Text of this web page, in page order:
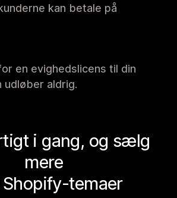
kan betale på
en evighedslicens til din
udløber aldrig.
i gang, og sælg
mere
Shopify-temaer